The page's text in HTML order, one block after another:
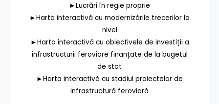
►Lucrări în regie proprie
►Harta interactivă cu modernizările trecerilor la
nivel
►Harta interactivă cu obiectivele de investiții a
infrastructurii feroviare finanțate de la bugetul
de stat
►Harta interactivă cu stadiul proiectelor de
infrastructură feroviară